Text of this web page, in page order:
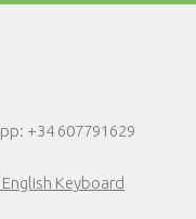
+34 607791629
Keyboard